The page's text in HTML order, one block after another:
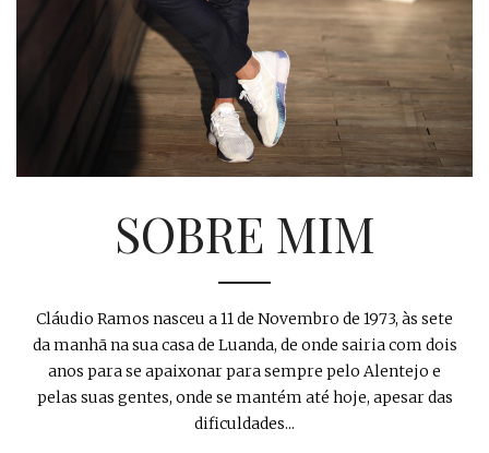
SOBRE MIM
Cláudio Ramos nasceu a 11 de Novembro de 1973, às sete
da manhã na sua casa de Luanda, de onde sairia com dois
anos para se apaixonar para sempre pelo Alentejo e
pelas suas gentes, onde se mantém até hoje, apesar das
dificuldades...